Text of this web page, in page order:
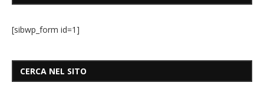
[sibwp_form id=1]
CERCA NEL SITO